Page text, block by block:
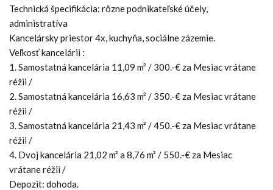
Technická špecifikácia: rôzne podnikateľské účely,
administratíva
Kancelársky priestor 4x, kuchyňa, sociálne zázemie.
Veľkosť kancelárii :
1. Samostatná kancelária 11,09 m² / 300.-€ za Mesiac vrátane
réžii /
2. Samostatná kancelária 16,63 m² / 350.-€ za Mesiac vrátane
réžii /
3. Samostatná kancelária 21,43 m² / 450.-€ za Mesiac vrátane
réžii /
4. Dvoj kancelária 21,02 m² a 8,76 m² / 550.-€ za Mesiac
vrátane réžii /
Depozit: dohoda.